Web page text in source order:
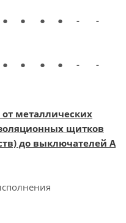
● ● ● ● - -
● ● ● ● - -
металлических
щитков
до выключателей А